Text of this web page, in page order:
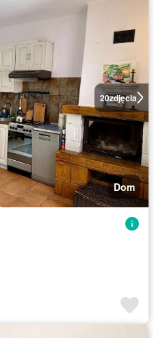
20zdjęcia
Dom